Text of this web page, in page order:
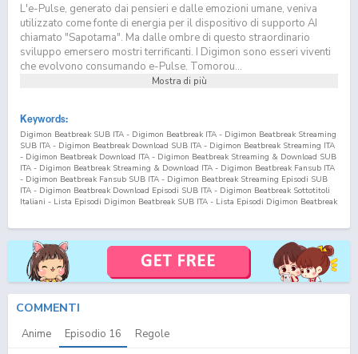
L'e-Pulse, generato dai pensieri e dalle emozioni umane, veniva
utilizzato come fonte di energia per il dispositivo di supporto AI
chiamato "Sapotama". Ma dalle ombre di questo straordinario
sviluppo emersero mostri terrificanti. I Digimon sono esseri viventi
che evolvono consumando e-Pulse. Tomorou...
Mostra di più
Keywords:
Digimon Beatbreak SUB ITA - Digimon Beatbreak ITA - Digimon Beatbreak Streaming
SUB ITA - Digimon Beatbreak Download SUB ITA - Digimon Beatbreak Streaming ITA
- Digimon Beatbreak Download ITA - Digimon Beatbreak Streaming & Download SUB
ITA - Digimon Beatbreak Streaming & Download ITA - Digimon Beatbreak Fansub ITA
- Digimon Beatbreak Fansub SUB ITA - Digimon Beatbreak Streaming Episodi SUB
ITA - Digimon Beatbreak Download Episodi SUB ITA - Digimon Beatbreak Sottotitoli
Italiani - Lista Episodi Digimon Beatbreak SUB ITA - Lista Episodi Digimon Beatbreak
Beatbreak Download Episodio16ITA
COMMENTI
Anime Episodio 16 Regole